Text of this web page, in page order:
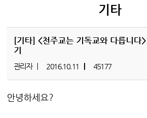
기타
[기타] <천주교는 기독교와 다릅니다
기
관리자 2016.10.11 45177
안녕하세요?